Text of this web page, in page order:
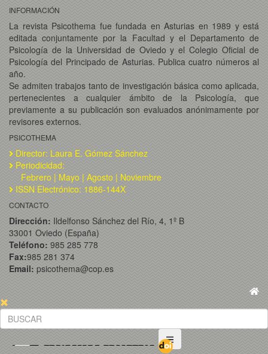
INFORMACIÓN
La revista Psicothema fue fundada en Asturias en 1989 y está
editada conjuntamente por la Facultad y el Departamento de
Psicología de la Universidad de Oviedo y el Colegio Oficial de
Psicología del Principado de Asturias. Publica cuatro números al
año.
Se admiten trabajos tanto de investigación básica como aplicada,
pertenecientes a cualquier ámbito de la Psicología, que
previamente a su publicación son evaluados anónimamente por
revisores externos.
PSICOTHEMA
Director: Laura E. Gómez Sánchez
Periodicidad:
Febrero | Mayo | Agosto | Noviembre
ISSN Electrónico: 1886-144X
CONTACTO
Dirección: Ildelfonso Sánchez del Río, 4, 1º B
33001 Oviedo (España)
Teléfono: 985 285 778
Fax:985 281 374
Email: psicothema@cop.es